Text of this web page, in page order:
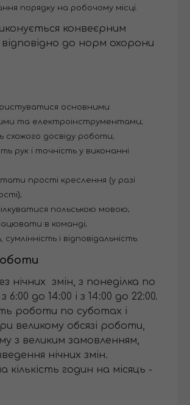
порядку на робочому місці.
конвеєрним
до норм охорони
основними
та електроінструментами;
схожого досвіду роботи;
рук і точність у виконанні
прості креслення (у разі
польською мовою;
в команді;
і відповідальність.
нічних змін, з понеділка по
до 14:00 і з 14:00 до 22:00.
роботи по суботах і
великому обсязі роботи,
з великим замовленням,
нічних змін.
кількість годин на місяць -